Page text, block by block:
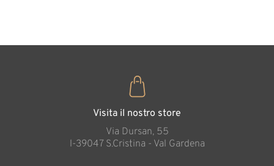
Visita il nostro store
Via Dursan, 55
l-39047 S.Cristina - Val Gardena